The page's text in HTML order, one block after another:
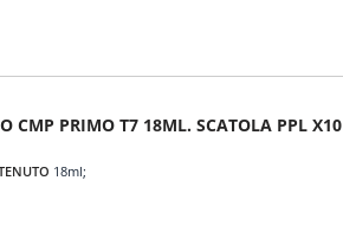
CMP PRIMO T7 18ML. SCATOLA PPL X10
18ml